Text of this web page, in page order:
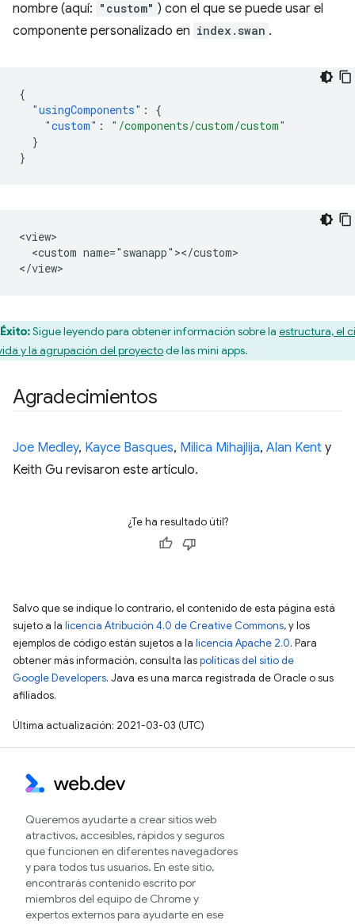
nombre (aquí: "custom" ) con el que se puede usar el
componente personalizado en index.swan .
{
"usingComponents" :
{
"custom" :
"/components/custom/custom"
}
}
<view>
  <custom name="swanapp"></custom>
Éxito:Sigue leyendo para obtener información sobre la estructura, el
y la agrupación del proyectode las mini apps.
Agradecimientos
Joe Medley, Kayce Basques, Milica Mihajlija, Alan Kent y
Keith Gu revisaron este artículo.
¿Te ha resultado útil?
Salvo que se indique lo contrario, el contenido de esta página está
sujeto a la licencia Atribución 4.0 de Creative Commons, y los
ejemplos de código están sujetos a la licencia Apache 2.0. Para
obtener más información, consulta laspolíticas del sitio de
Google Developers. Java es una marca registrada de Oracle o sus
afiliados.
Última actualización: 2021-03-03 (UTC)
Queremos ayudarte a crear sitios web
atractivos, accesibles, rápidos y seguros
que funcionen en diferentes navegadores
y para todos tus usuarios. En este sitio,
encontrarás contenido escrito por
miembros del equipo de Chrome y
expertos externos para ayudarte en ese